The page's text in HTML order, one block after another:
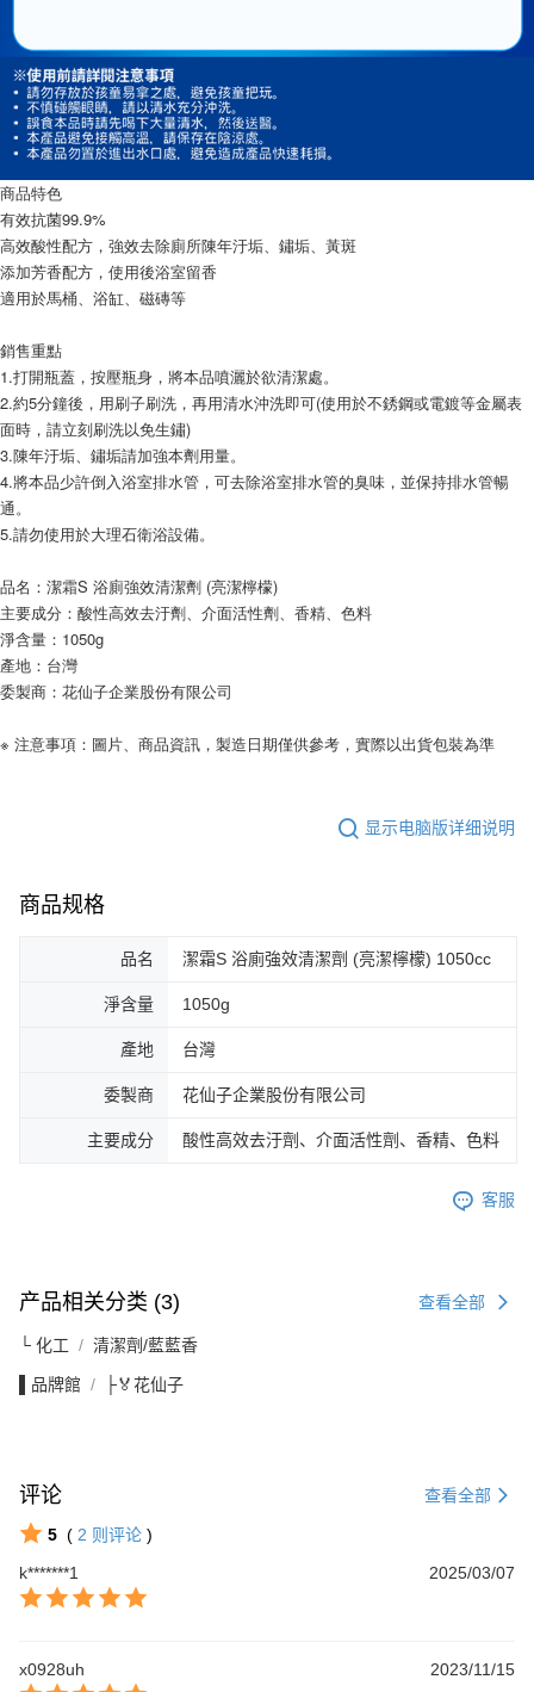
商品特色
有效抗菌99.9%
高效酸性配方，強效去除廁所陳年汙垢、鏽垢、黃斑
添加芳香配方，使用後浴室留香
適用於馬桶、浴缸、磁磚等
銷售重點
1.打開瓶蓋，按壓瓶身，將本品噴灑於欲清潔處。
2.約5分鐘後，用刷子刷洗，再用清水沖洗即可(使用於不銹鋼或電鍍等金屬表
面時，請立刻刷洗以免生鏽)
3.陳年汙垢、鏽垢請加強本劑用量。
4.將本品少許倒入浴室排水管，可去除浴室排水管的臭味，並保持排水管暢
通。
5.請勿使用於大理石衛浴設備。
品名：潔霜S 浴廁強效清潔劑 (亮潔檸檬)
主要成分：酸性高效去汙劑、介面活性劑、香精、色料
淨含量：1050g
產地：台灣
委製商：花仙子企業股份有限公司
※ 注意事項：圖片、商品資訊，製造日期僅供參考，實際以出貨包裝為準
显示电脑版详细说明
商品规格
品名 潔霜S 浴廁強效清潔劑 (亮潔檸檬) 1050cc
淨含量 1050g
產地 台灣
委製商 花仙子企業股份有限公司
主要成分 酸性高效去汙劑、介面活性劑、香精、色料
客服
产品相关分类 (3) 查看全部
└ 化工 清潔劑/藍藍香
▌品牌館 ├🏅花仙子
评论 查看全部
5 ( 2 则评论 )
k*******1
2025/03/07
x0928uh 2023/11/15